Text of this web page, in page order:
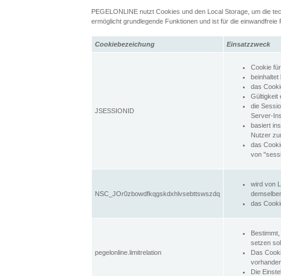
PEGELONLINE nutzt Cookies und den Local Storage, um die
ermöglicht grundlegende Funktionen und ist für die einwandfreie
Cookiebezeichung Einsatzzweck
JSESSIONID
Cookie
beinhaltet
das
Gültigkeit
die
Server-
basiert
Nutzer
das
von
NSC_JOr0zbowdfkqgskdxhlvsebttswszdq
wird von
das
pegelonline.limitrelation
setzen
Das
Die